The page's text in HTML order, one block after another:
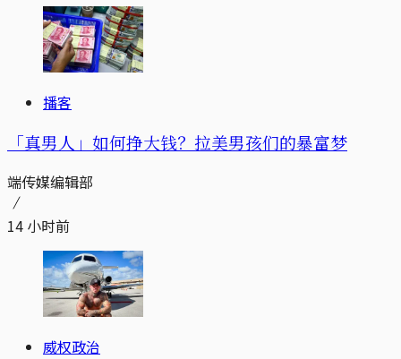
播客
「真男人」如何挣大钱？拉美男孩们的暴富梦
端传媒编辑部
14 小时前
威权政治